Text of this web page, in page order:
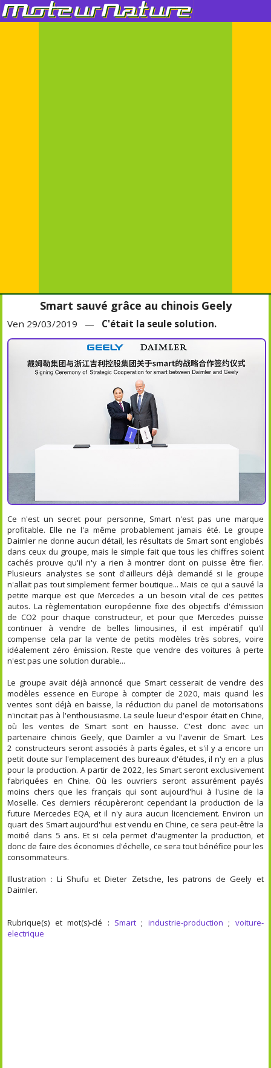
Smart sauvé grâce au chinois Geely
Ven 29/03/2019 — C'était la seule solution.
Ce n'est un secret pour personne, Smart n'est pas une marque
profitable. Elle ne l'a même probablement jamais été. Le groupe
Daimler ne donne aucun détail, les résultats de Smart sont englobés
dans ceux du groupe, mais le simple fait que tous les chiffres soient
cachés prouve qu'il n'y a rien à montrer dont on puisse être fier.
Plusieurs analystes se sont d'ailleurs déjà demandé si le groupe
n'allait pas tout simplement fermer boutique... Mais ce qui a sauvé la
petite marque est que Mercedes a un besoin vital de ces petites
autos. La règlementation européenne fixe des objectifs d'émission
de CO2 pour chaque constructeur, et pour que Mercedes puisse
continuer à vendre de belles limousines, il est impératif qu'il
compense cela par la vente de petits modèles très sobres, voire
idéalement zéro émission. Reste que vendre des voitures à perte
n'est pas une solution durable...
Le groupe avait déjà annoncé que Smart cesserait de vendre des
modèles essence en Europe à compter de 2020, mais quand les
ventes sont déjà en baisse, la réduction du panel de motorisations
n'incitait pas à l'enthousiasme. La seule lueur d'espoir était en Chine,
où les ventes de Smart sont en hausse. C'est donc avec un
partenaire chinois Geely, que Daimler a vu l'avenir de Smart. Les
2 constructeurs seront associés à parts égales, et s'il y a encore un
petit doute sur l'emplacement des bureaux d'études, il n'y en a plus
pour la production. A partir de 2022, les Smart seront exclusivement
fabriquées en Chine. Où les ouvriers seront assurément payés
moins chers que les français qui sont aujourd'hui à l'usine de la
Moselle. Ces derniers récupèreront cependant la production de la
future Mercedes EQA, et il n'y aura aucun licenciement. Environ un
quart des Smart aujourd'hui est vendu en Chine, ce sera peut-être la
moitié dans 5 ans. Et si cela permet d'augmenter la production, et
donc de faire des économies d'échelle, ce sera tout bénéfice pour les
consommateurs.
Illustration : Li Shufu et Dieter Zetsche, les patrons de Geely et
Daimler.
Rubrique(s) et mot(s)-clé : Smart ; industrie-production ; voiture-
electrique